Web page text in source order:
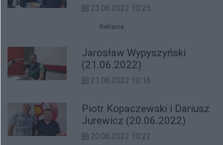
23.06.2022 10:25
Reklama
Jarosław Wypyszyński
(21.06.2022)
21.06.2022 10:16
Piotr Kopaczewski i Dariusz
Jurewicz (20.06.2022)
20.06.2022 10:22